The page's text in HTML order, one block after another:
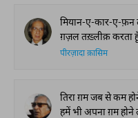
मियान-ए-कार-ए-फ़न
ग़ज़ल तख़्लीक़ करता हूँ
पीरज़ादा क़ासिम
तिरा ग़म जब से कम
हमें भी अपना ग़म होने